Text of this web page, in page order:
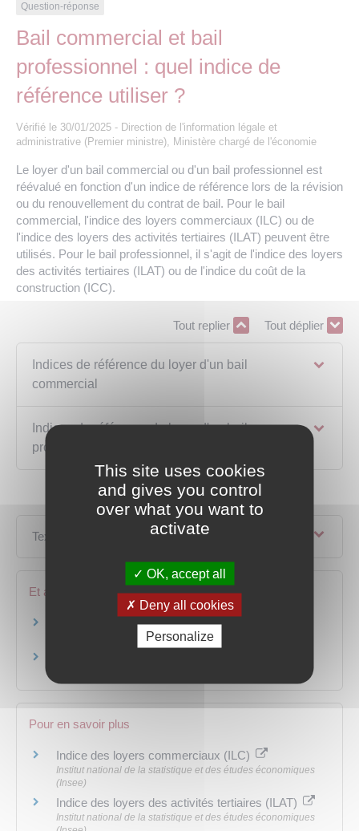
Eau et assainissement
Travaux
Numérique
Annuaire de contacts
Les offres d’emploi de la communauté de
Nos publications
Question-réponse
Bail commercial et bail
professionnel : quel indice de
référence utiliser ?
Vérifié le 30/01/2025 - Direction de l'information légale et
administrative (Premier ministre), Ministère chargé de l'économie
Le loyer d'un bail commercial ou d'un bail professionnel est
réévalué en fonction d'un indice de référence lors de la révision
ou du renouvellement du contrat de bail. Pour le bail
commercial, l'indice des loyers commerciaux (ILC) ou de
l'indice des loyers des activités tertiaires (ILAT) peuvent être
utilisés. Pour le bail professionnel, il s'agit de l'indice des loyers
des activités tertiaires (ILAT) ou de l'indice du coût de la
construction (ICC).
Tout replier Tout déplier
Indices de référence du loyer d'un bail
commercial
Indices de référence du loyer d'un bail
professionnel
Textes de référence
Et aussi
Bail commercial : fixer et réviser le loyer
Pour en savoir plus
Indice des loyers commerciaux (ILC)
Institut national de la statistique et des études économiques
(Insee)
Indice des loyers des activités tertiaires (ILAT)
Institut national de la statistique et des études économiques
This site uses cookies
and gives you control
over what you want to
activate
OK, accept all
Deny all cookies
Personalize